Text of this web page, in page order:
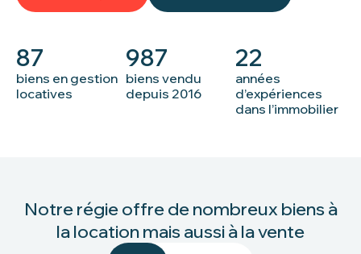
biens en gestion
locatives
87
biens vendu
depuis 2016
987
années
d’expériences
dans l’immobilier
22
Notre régie offre de nombreux biens à
la location mais aussi à la vente